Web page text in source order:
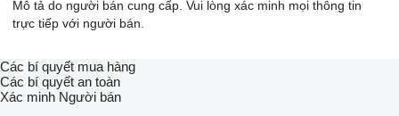
Mô tả do người bán cung cấp. Vui lòng xác minh mọi thông tin
trực tiếp với người bán.
Các bí quyết mua hàng
Các bí quyết an toàn
Xác minh Người bán